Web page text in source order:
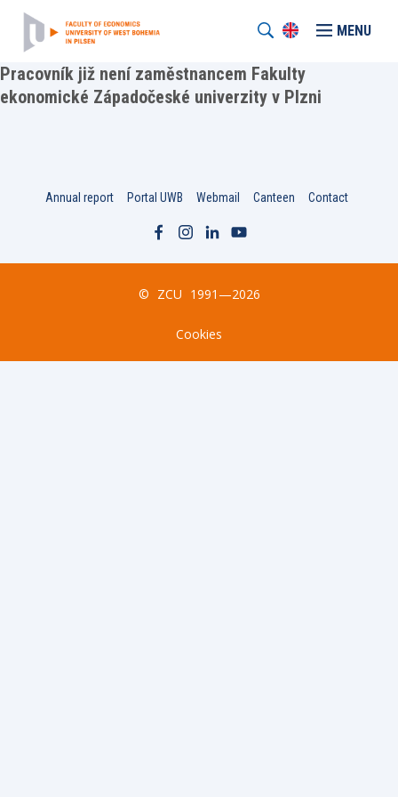
MENU
Pracovník již není zaměstnancem Fakulty
ekonomické Západočeské univerzity v Plzni
Annual report Portal UWB Webmail Canteen Contact
© ZCU 1991—2026
Cookies